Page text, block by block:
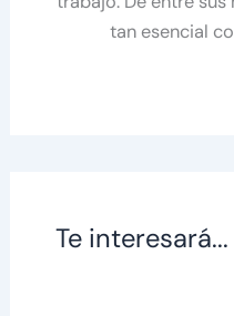
tan esencial
Te interesará...